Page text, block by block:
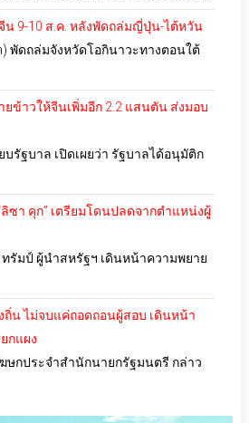
9-10 ส.ค. หลังพัดถล่มญี่ปุ่น-ไต้หวัน
พัดถล่มจังหวัดโอกินาวะทางตอนใต้
ยข้าวให้จีนเพิ่มอีก 2.2 แสนตัน ส่งมอบ
รัฐบาล เปิดเผยว่า รัฐบาลได้อนุมัติก
ซา คุก” เตรียมโดนปลดจากตำแหน่งผู้
รัมป์ ผู้นำสหรัฐฯ เดินหน้าความพยาย
น ไม่จบแค่ถอดถอนผู้สอบ เดินหน้า
กแผง
ษกประจำสำนักนายกรัฐมนตรี กล่าว